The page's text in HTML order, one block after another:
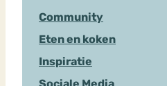
Community
Eten en koken
Inspiratie